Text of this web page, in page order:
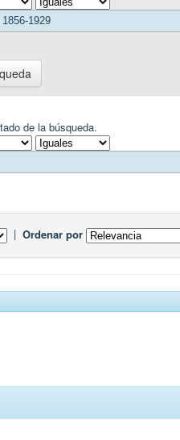
de la búsqueda.
| Ordenar por